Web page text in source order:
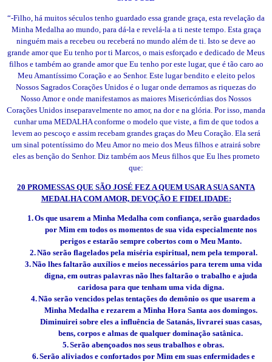
“-Filho, há muitos séculos tenho guardado essa grande graça, esta revelação da
Minha Medalha ao mundo, para dá-la e revelá-la a ti neste tempo. Esta graça
ninguém mais a recebeu ou receberá no mundo além de ti. Isto se deve ao
grande amor que Eu tenho por ti Marcos, o mais esforçado e dedicado de Meus
filhos e também ao grande amor que Eu tenho por este lugar, que é tão caro ao
Meu Amantíssimo Coração e ao Senhor. Este lugar bendito e eleito pelos
Nossos Sagrados Corações Unidos é o lugar onde derramos as riquezas do
Nosso Amor e onde manifestamos as maiores Misericórdias dos Nossos
Corações Unidos inseparavelmente no amor, na dor e na glória. Por isso, manda
cunhar uma MEDALHA conforme o modelo que viste, a fim de que todos a
levem ao pescoço e assim recebam grandes graças do Meu Coração. Ela será
um sinal potentíssimo do Meu Amor no meio dos Meus filhos e atrairá sobre
eles as benção do Senhor. Diz também aos Meus filhos que Eu lhes prometo
que:
20 PROMESSAS QUE SÃO JOSÉ FEZ A QUEM USAR A SUA SANTA
MEDALHA COM AMOR, DEVOÇÃO E FIDELIDADE:
1.Os que usarem a Minha Medalha com confiança, serão guardados
por Mim em todos os momentos de sua vida especialmente nos
perigos e estarão sempre cobertos com o Meu Manto.
2.Não serão flagelados pela miséria espiritual, nem pela temporal.
3.Não lhes faltarão auxílios e meios necessários para terem uma vida
digna, em outras palavras não lhes faltarão o trabalho e ajuda
caridosa para que tenham uma vida digna.
4.Não serão vencidos pelas tentações do demônio os que usarem a
Minha Medalha e rezarem a Minha Hora Santa aos domingos.
Diminuirei sobre eles a influência de Satanás, livrarei suas casas,
bens, corpos e almas de qualquer dominação satânica.
5.Serão abençoados nos seus trabalhos e obras.
6.Serão aliviados e confortados por Mim em suas enfermidades e